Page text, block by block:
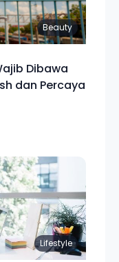
Beauty
Dibawa
dan Percaya
Lifestyle